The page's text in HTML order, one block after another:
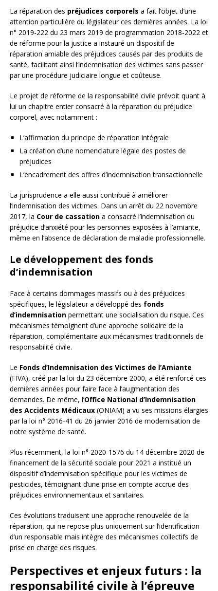
La réparation des préjudices corporels a fait l’objet d’une
attention particulière du législateur ces dernières années. La loi
n° 2019-222 du 23 mars 2019 de programmation 2018-2022 et
de réforme pour la justice a instauré un dispositif de
réparation amiable des préjudices causés par des produits de
santé, facilitant ainsi l’indemnisation des victimes sans passer
par une procédure judiciaire longue et coûteuse.
Le projet de réforme de la responsabilité civile prévoit quant à
lui un chapitre entier consacré à la réparation du préjudice
corporel, avec notamment :
L’affirmation du principe de réparation intégrale
La création d’une nomenclature légale des postes de
préjudices
L’encadrement des offres d’indemnisation transactionnelle
La jurisprudence a elle aussi contribué à améliorer
l’indemnisation des victimes. Dans un arrêt du 22 novembre
2017, la Cour de cassation a consacré l’indemnisation du
préjudice d’anxiété pour les personnes exposées à l’amiante,
même en l’absence de déclaration de maladie professionnelle.
Le développement des fonds
d’indemnisation
Face à certains dommages massifs ou à des préjudices
spécifiques, le législateur a développé des fonds
d’indemnisation permettant une socialisation du risque. Ces
mécanismes témoignent d’une approche solidaire de la
réparation, complémentaire aux mécanismes traditionnels de
responsabilité civile.
Le Fonds d’Indemnisation des Victimes de l’Amiante
(FIVA), créé par la loi du 23 décembre 2000, a été renforcé ces
dernières années pour faire face à l’augmentation des
demandes. De même, l’Office National d’Indemnisation
des Accidents Médicaux (ONIAM) a vu ses missions élargies
par la loi n° 2016-41 du 26 janvier 2016 de modernisation de
notre système de santé.
Plus récemment, la loi n° 2020-1576 du 14 décembre 2020 de
financement de la sécurité sociale pour 2021 a institué un
dispositif d’indemnisation spécifique pour les victimes de
pesticides, témoignant d’une prise en compte accrue des
préjudices environnementaux et sanitaires.
Ces évolutions traduisent une approche renouvelée de la
réparation, qui ne repose plus uniquement sur l’identification
d’un responsable mais intègre des mécanismes collectifs de
prise en charge des risques.
Perspectives et enjeux futurs : la
responsabilité civile à l’épreuve